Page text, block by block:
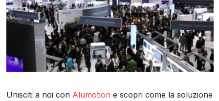
Unisciti a noi con Alumotion e scopri come la soluzione